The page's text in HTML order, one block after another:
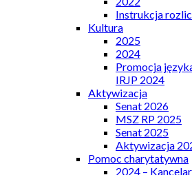
Instrukcja
Kultura
2025
2024
Promocja
IRJP 2024
Aktywizacja
Senat 2026
MSZ RP 2025
Senat 2025
Aktywizacja
Pomoc charytatywna
2024 –